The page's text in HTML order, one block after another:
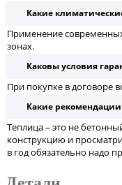
Какие
Применение
зонах.
Каковы условия
При покупке в договоре
Какие
Теплица – это не
конструкцию и
в год обязательно надо